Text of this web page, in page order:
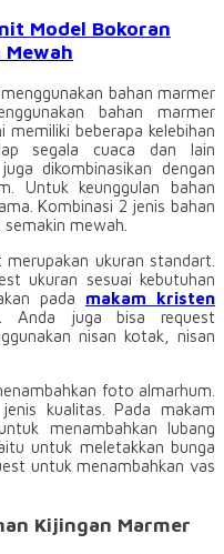
Model Bokoran
Mewah
bahan marmer
bahan marmer
memiliki beberapa kelebihan
segala cuaca dan lain
dikombinasikan dengan
Untuk keunggulan bahan
Kombinasi 2 jenis bahan
mewah.
ukuran standart.
ukuran sesuai kebutuhan
pada makam kristen
Anda juga bisa request
nisan kotak, nisan
foto almarhum.
kualitas. Pada makam
menambahkan lubang
untuk meletakkan bunga
untuk menambahkan vas
Kijingan Marmer